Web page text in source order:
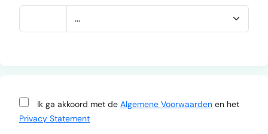
Ik ga akkoord met deAlgemene Voorwaarden en het
Privacy Statement